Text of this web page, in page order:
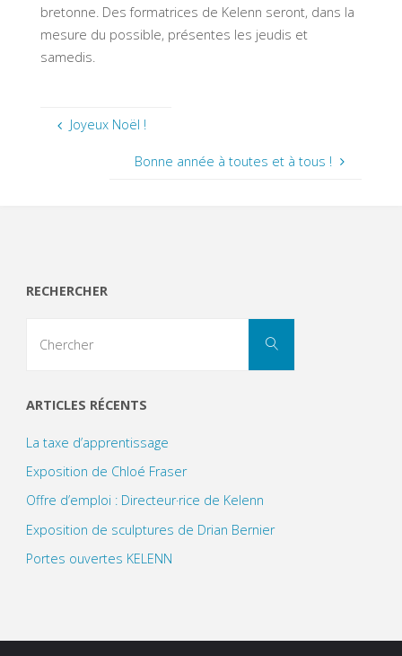
bretonne. Des formatrices de Kelenn seront, dans la
mesure du possible, présentes les jeudis et
samedis.
Joyeux Noël !
Bonne année à toutes et à tous !
RECHERCHER
Chercher
ARTICLES RÉCENTS
La taxe d’apprentissage
Exposition de Chloé Fraser
Offre d’emploi : Directeur·rice de Kelenn
Exposition de sculptures de Drian Bernier
Portes ouvertes KELENN